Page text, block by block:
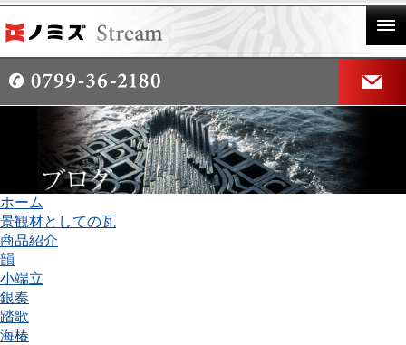
ホーム
景観材としての瓦
商品紹介
韻
小端立
銀奏
踏歌
海椿